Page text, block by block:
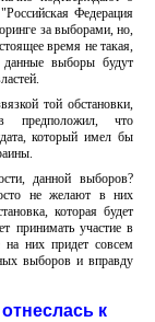
Федерация
за выборами, но,
время не такая,
выборы будут
той обстановки,
предположил, что
который имел бы
данной выборов?
не желают в них
которая будет
принимать участие в
них придет совсем
выборов и вправду
к